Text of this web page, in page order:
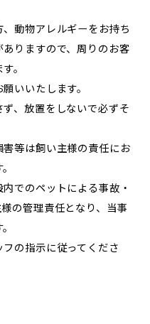
動物アレルギーをお持ち
りますので、周りのお客
。
いいたします。
、放置をしないで必ずそ
等は飼い主様の責任にお
でのペットによる事故・
の管理責任となり、当事
の指示に従ってくださ